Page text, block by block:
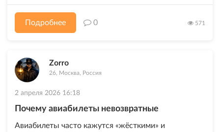
Подробнее 0 571
Zorro
26, Москва, Россия
2 апреля 2026 16:18
Почему авиабилеты невозвратные
Авиабилеты часто кажутся «жёсткими» и